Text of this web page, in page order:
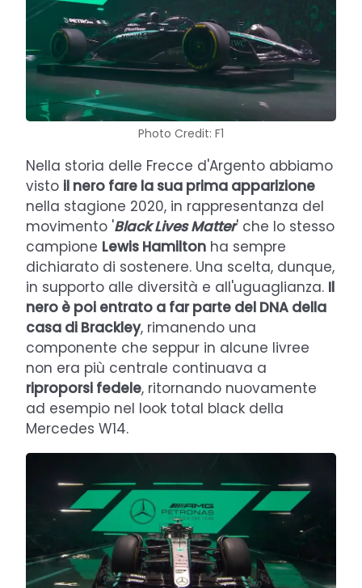
Photo Credit: F1
Nella storia delle Frecce d'Argento abbiamo
visto il nero fare la sua prima apparizione
nella stagione 2020, in rappresentanza del
movimento 'Black Lives Matter' che lo stesso
campione Lewis Hamilton ha sempre
dichiarato di sostenere. Una scelta, dunque,
in supporto alle diversità e all'uguaglianza. Il
nero è poi entrato a far parte del DNA della
casa di Brackley, rimanendo una
componente che seppur in alcune livree
non era più centrale continuava a
riproporsi fedele, ritornando nuovamente
ad esempio nel look total black della
Mercedes W14.